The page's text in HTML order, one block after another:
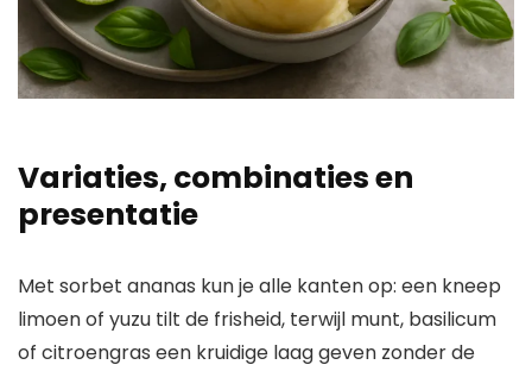
Variaties, combinaties en
presentatie
Met sorbet ananas kun je alle kanten op: een kneep
limoen of yuzu tilt de frisheid, terwijl munt, basilicum
of citroengras een kruidige laag geven zonder de